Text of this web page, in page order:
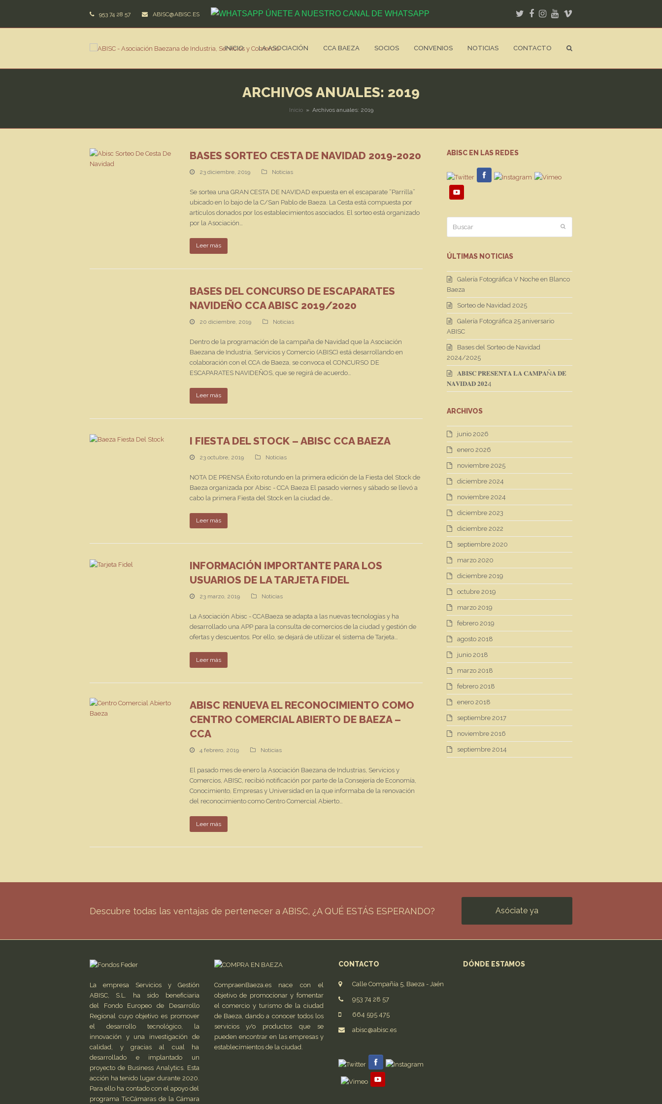
953 74 28 57 ABISC@ABISC.ES ÚNETE A NUESTRO CANAL DE WHATSAPP Twitter
Facebook
Instagram
Youtube
INICIO LA ASOCIACIÓN CCA BAEZA SOCIOS CONVENIOS NOTICIAS CONTACTO
ARCHIVOS ANUALES: 2019
Inicio » Archivos anuales: 2019
BASES SORTEO CESTA DE NAVIDAD 2019-2020
23 diciembre, 2019 Noticias
Se sortea una GRAN CESTA DE NAVIDAD expuesta en el escaparate “Parrilla”
ubicado en lo bajo de la C/San Pablo de Baeza. La Cesta está compuesta por
artículos donados por los establecimientos asociados. El sorteo está organizado
por la Asociación…
Leer más
BASES DEL CONCURSO DE ESCAPARATES
NAVIDEÑO CCA ABISC 2019/2020
20 diciembre, 2019 Noticias
Dentro de la programación de la campaña de Navidad que la Asociación
Baezana de Industria, Servicios y Comercio (ABISC) está desarrollando en
colaboración con el CCA de Baeza, se convoca el CONCURSO DE
ESCAPARATES NAVIDEÑOS, que se regirá de acuerdo…
Leer más
I FIESTA DEL STOCK – ABISC CCA BAEZA
23 octubre, 2019 Noticias
NOTA DE PRENSA Éxito rotundo en la primera edición de la Fiesta del Stock de
Baeza organizada por Abisc - CCA Baeza El pasado viernes y sábado se llevó a
cabo la primera Fiesta del Stock en la ciudad de…
Leer más
INFORMACIÓN IMPORTANTE PARA LOS
USUARIOS DE LA TARJETA FIDEL
23 marzo, 2019 Noticias
La Asociación Abisc - CCABaeza se adapta a las nuevas tecnologías y ha
desarrollado una APP para la consulta de comercios de la ciudad y gestión de
ofertas y descuentos. Por ello, se dejará de utilizar el sistema de Tarjeta…
Leer más
ABISC RENUEVA EL RECONOCIMIENTO COMO
CENTRO COMERCIAL ABIERTO DE BAEZA –
CCA
4 febrero, 2019 Noticias
El pasado mes de enero la Asociación Baezana de Industrias, Servicios y
Comercios, ABISC, recibió notificación por parte de la Consejería de Economía,
Conocimiento, Empresas y Universidad en la que informaba de la renovación
del reconocimiento como Centro Comercial Abierto…
Leer más
ABISC EN LAS REDES
ÚLTIMAS NOTICIAS
Galería Fotográfica V Noche en Blanco
Baeza
Sorteo de Navidad 2025
Galería Fotográfica 25 aniversario
ABISC
Bases del Sorteo de Navidad
2024/2025
𝐀𝐁𝐈𝐒𝐂 𝐏𝐑𝐄𝐒𝐄𝐍𝐓𝐀 𝐋𝐀 𝐂𝐀𝐌𝐏𝐀Ñ𝐀 𝐃𝐄
𝐍𝐀𝐕𝐈𝐃𝐀𝐃 𝟐𝟎𝟐4
ARCHIVOS
junio 2026
enero 2026
noviembre 2025
diciembre 2024
noviembre 2024
diciembre 2023
diciembre 2022
septiembre 2020
marzo 2020
diciembre 2019
octubre 2019
marzo 2019
febrero 2019
agosto 2018
junio 2018
marzo 2018
febrero 2018
enero 2018
septiembre 2017
noviembre 2016
septiembre 2014
Descubre todas las ventajas de pertenecer a ABISC, ¿A QUÉ ESTÁS ESPERANDO? Asóciate ya
La empresa Servicios y Gestión
ABISC, S.L. ha sido beneficiaria
del Fondo Europeo de Desarrollo
Regional cuyo objetivo es promover
el desarrollo tecnológico, la
innovación y una investigación de
calidad, y gracias al cual ha
desarrollado e implantado un
proyecto de Business Analytics. Esta
acción ha tenido lugar durante 2020.
Para ello ha contado con el apoyo del
programa TicCámaras de la Cámara
CompraenBaeza.es nace con el
objetivo de promocionar y fomentar
el comercio y turismo de la ciudad
de Baeza, dando a conocer todos los
servicios y/o productos que se
pueden encontrar en las empresas y
establecimientos de la ciudad.
CONTACTO
Calle Compañía 5, Baeza - Jaén
953 74 28 57
664 595 475
abisc@abisc.es
DÓNDE ESTAMOS